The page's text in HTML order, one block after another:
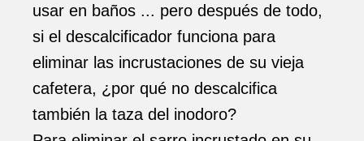
usar en baños ... pero después de todo,
si el descalcificador funciona para
eliminar las incrustaciones de su vieja
cafetera, ¿por qué no descalcifica
también la taza del inodoro?